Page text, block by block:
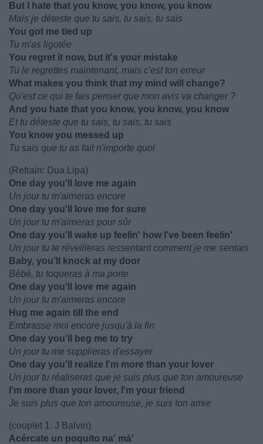
But I hate that you know, you know, you know
Mais je déteste que tu sais, tu sais, tu sais
You got me tied up
Tu m'as ligotée
You regret it now, but it's your mistake
Tu le regrettes maintenant, mais c'est ton erreur
What makes you think that my mind will change?
Qu'est ce qui te fais penser que mon avis va changer ?
And you hate that you know, you know, you know
Et tu déteste que tu sais, tu sais, tu sais
You know you messed up
Tu sais que tu as fait n'importe quoi
(Refrain: Dua Lipa)
One day you'll love me again
Un jour tu m'aimeras encore
One day you'll love me for sure
Un jour tu m'aimeras pour sûr
One day you'll wake up feelin' how I've been feelin'
Un jour tu te réveilleras ressentant comment je me sentais
Baby, you'll knock at my door
Bébé, tu toqueras à ma porte
One day you'll love me again
Un jour tu m'aimeras encore
Hug me again till the end
Embrasse moi encore jusqu'à la fin
One day you'll beg me to try
Un jour tu me supplieras d'essayer
One day you'll realize I'm more than your lover
Un jour tu réaliseras que je suis plus que ton amoureuse
I'm more than your lover, I'm your friend
Je suis plus que ton amoureuse, je suis ton amie
(couplet 1: J Balvin)
Acércate un poquito na' má'